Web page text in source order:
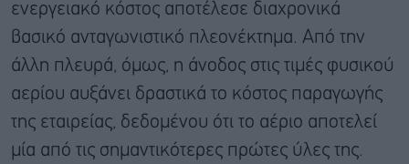
ενεργειακό κόστος αποτέλεσε διαχρονικά
βασικό ανταγωνιστικό πλεονέκτημα. Από την
άλλη πλευρά, όμως, η άνοδος στις τιμές φυσικού
αερίου αυξάνει δραστικά το κόστος παραγωγής
της εταιρείας, δεδομένου ότι το αέριο αποτελεί
μία από τις σημαντικότερες πρώτες ύλες της.